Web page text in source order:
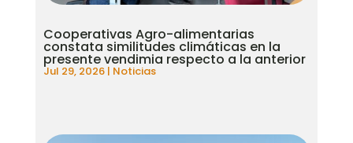
Cooperativas Agro-alimentarias
constata similitudes climáticas en la
presente vendimia respecto a la anterior
Jul 29, 2026| Noticias